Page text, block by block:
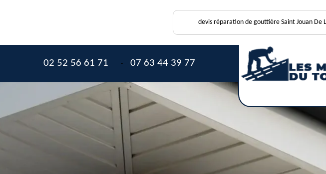
devis réparation de gouttière Saint Jouan De
02 52 56 61 71 - 07 63 44 39 77